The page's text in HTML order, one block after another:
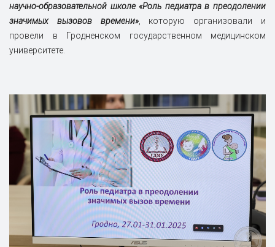
научно-образовательной школе«Роль педиатра в преодолении
значимых вызовов времени», которую организовали и
провели в Гродненском государственном медицинском
университете.